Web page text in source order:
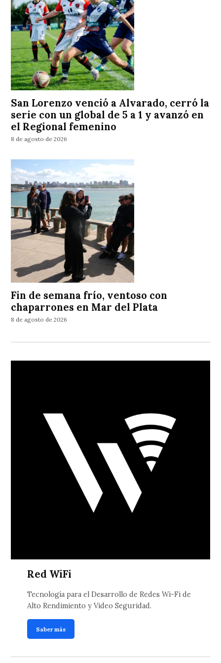
San Lorenzo venció a Alvarado, cerró la
serie con un global de 5 a 1 y avanzó en
el Regional femenino
8 de agosto de 2026
Fin de semana frío, ventoso con
chaparrones en Mar del Plata
8 de agosto de 2026
Red WiFi
Tecnología para el Desarrollo de Redes Wi-Fi de
Alto Rendimiento y Video Seguridad.
Saber más